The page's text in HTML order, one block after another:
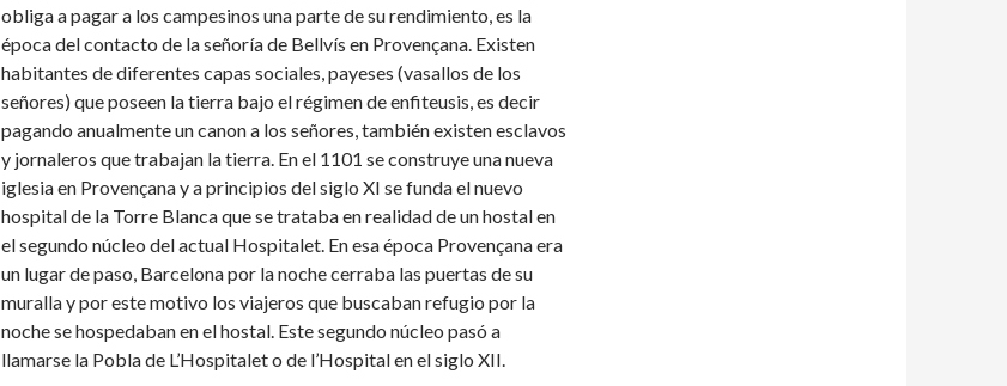
obliga a pagar a los campesinos una parte de su rendimiento, es la
época del contacto de la señoría de Bellvís en Provençana. Existen
habitantes de diferentes capas sociales, payeses (vasallos de los
señores) que poseen la tierra bajo el régimen de enfiteusis, es decir
pagando anualmente un canon a los señores, también existen esclavos
y jornaleros que trabajan la tierra. En el 1101 se construye una nueva
iglesia en Provençana y a principios del siglo XI se funda el nuevo
hospital de la Torre Blanca que se trataba en realidad de un hostal en
el segundo núcleo del actual Hospitalet. En esa época Provençana era
un lugar de paso, Barcelona por la noche cerraba las puertas de su
muralla y por este motivo los viajeros que buscaban refugio por la
noche se hospedaban en el hostal. Este segundo núcleo pasó a
llamarse la Pobla de L’Hospitalet o de l’Hospital en el siglo XII.